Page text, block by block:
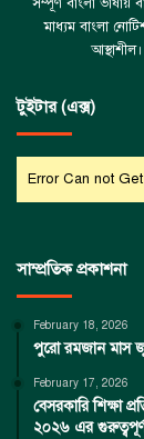
সম্পূর্ণ বাংলা ভাষায়
মাধ্যম বাংলা
টুইটার (এক্স)
Error Can not
সাম্প্রতিক প্রকাশনা
February 18, 2026
পুরো রমজান মাস
February 17, 2026
বেসরকারি শিক্ষা
২০২৬ এর গুরুত্বপূর্ণ